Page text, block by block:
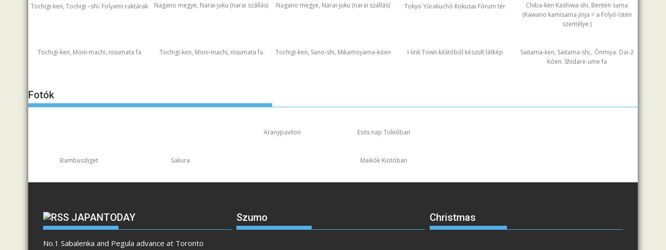
Tochigi-ken, Tochigi –shi: Folyami raktárak Nagano megye, Narai-juku (narai szállás) Nagano megye, Narai-juku (narai szállás) Tokyo Yúrakuchó Kokusai Fórum tér
Chiba-ken Kashiwa-shi, Benten sama
(Kawano kamisama jinja = a Folyó-Isten
szentélye.)
Tochigi-ken, Moni-machi, nisumata fa Tochigi-ken, Moni-machi, nisumata fa Tochigi-ken, Sano-shi, Mikamoyama-kóen I-link Town kilátóból készült látkép
Saitama-ken, Saitama-shi,. Ónmiya. Dai-2
Kóen. Shidare-ume fa
Fotók
Aranypavilon Esős nap Tokióban
Bambuszliget Sakura Maikók Kiotóban
JAPANTODAY
No.1 Sabalenka and Pegula advance at Toronto
Szumo Christmas